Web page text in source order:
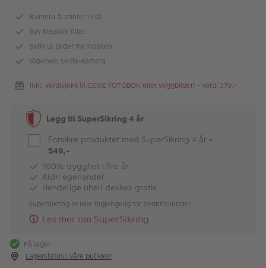
Merker
Bildeprodukter
Inspirasjon
Butikkoversikt
Kamera & printer i ett!
Syv kreative filter
Skriv ut bilder fra mobilen
Vidvinkel selfie-kamera
Inkl. verdisjekk til CEWE FOTOBOK eller veggbilder! - verdi 379,-
Legg til SuperSikring 4 år
Forsikre produktet med SuperSikring 4 år -
549,-
100% trygghet i fire år
Aldri egenandel
Hendelige uhell dekkes gratis
SuperSikring er ikke tilgjengelig for bedriftskunder.
Les mer om SuperSikring
På lager
Lagerstatus i våre butikker